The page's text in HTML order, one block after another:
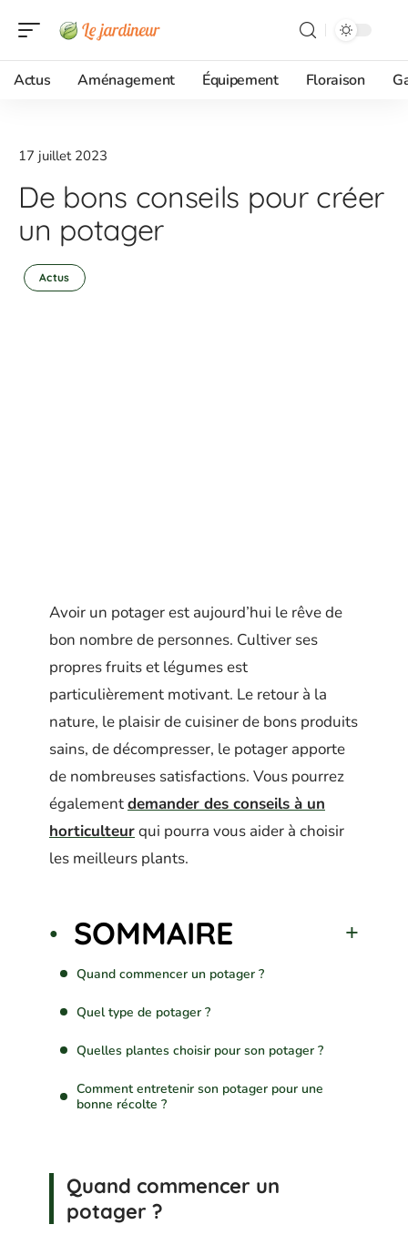
Actus Aménagement Équipement Floraison
17 juillet 2023
De bons conseils pour créer
un potager
Actus
Avoir un potager est aujourd’hui le rêve de
bon nombre de personnes. Cultiver ses
propres fruits et légumes est
particulièrement motivant. Le retour à la
nature, le plaisir de cuisiner de bons produits
sains, de décompresser, le potager apporte
de nombreuses satisfactions. Vous pourrez
égalementdemander des conseils à un
horticulteurqui pourra vous aider à choisir
les meilleurs plants.
SOMMAIRE
Quand commencer un potager ?
Quel type de potager ?
Quelles plantes choisir pour son potager ?
Comment entretenir son potager pour une
bonne récolte ?
Quand commencer un
potager ?